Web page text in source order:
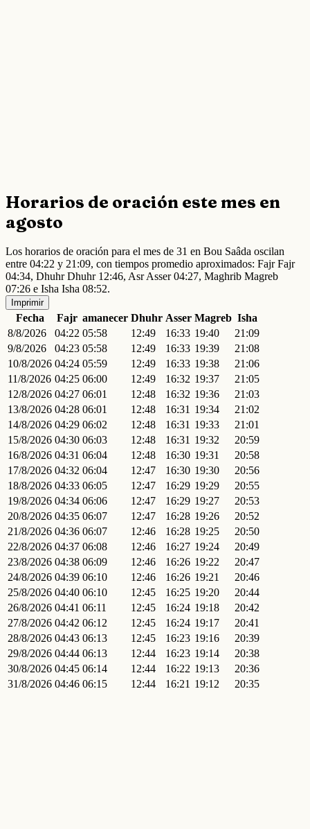
Horarios de oración este mes en
agosto
Los horarios de oración para el mes de 31 en Bou Saâda oscilan
entre 04:22 y 21:09, con tiempos promedio aproximados: Fajr Fajr
04:34, Dhuhr Dhuhr 12:46, Asr Asser 04:27, Maghrib Magreb
07:26 e Isha Isha 08:52.
Imprimir
Fecha Fajr amanecer Dhuhr Asser Magreb Isha
8/8/2026
04:22 05:58 12:49 16:33 19:40
21:09
9/8/2026
04:23 05:58 12:49 16:33 19:39
21:08
10/8/2026 04:24 05:59 12:49 16:33 19:38
21:06
11/8/2026 04:25 06:00 12:49 16:32 19:37
21:05
12/8/2026 04:27 06:01 12:48 16:32 19:36
21:03
13/8/2026 04:28 06:01 12:48 16:31 19:34
21:02
14/8/2026 04:29 06:02 12:48 16:31 19:33
21:01
15/8/2026 04:30 06:03 12:48 16:31 19:32
20:59
16/8/2026 04:31 06:04 12:48 16:30 19:31
20:58
17/8/2026 04:32 06:04 12:47 16:30 19:30
20:56
18/8/2026 04:33 06:05 12:47 16:29 19:29
20:55
19/8/2026 04:34 06:06 12:47 16:29 19:27
20:53
20/8/2026 04:35 06:07 12:47 16:28 19:26
20:52
21/8/2026 04:36 06:07 12:46 16:28 19:25
20:50
22/8/2026 04:37 06:08 12:46 16:27 19:24
20:49
23/8/2026 04:38 06:09 12:46 16:26 19:22
20:47
24/8/2026 04:39 06:10 12:46 16:26 19:21
20:46
25/8/2026 04:40 06:10 12:45 16:25 19:20
20:44
26/8/2026 04:41 06:11 12:45 16:24 19:18
20:42
27/8/2026 04:42 06:12 12:45 16:24 19:17
20:41
28/8/2026 04:43 06:13 12:45 16:23 19:16
20:39
29/8/2026 04:44 06:13 12:44 16:23 19:14
20:38
30/8/2026 04:45 06:14 12:44 16:22 19:13
20:36
31/8/2026 04:46 06:15 12:44 16:21 19:12 20:35